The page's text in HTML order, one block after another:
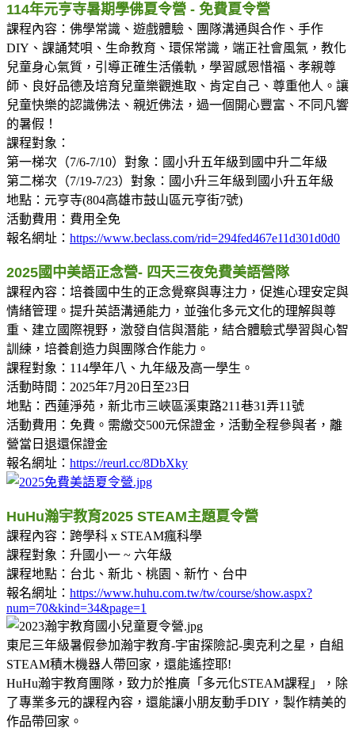
114年元亨寺暑期學佛夏令營 - 免費夏令營
課程內容：佛學常識、遊戲體驗、團隊溝通與合作、手作
DIY、課誦梵唄、生命教育、環保常識，端正社會風氣，教化
兒童身心氣質，引導正確生活儀軌，學習感恩惜福、孝親尊
師、良好品德及培育兒童樂觀進取、肯定自己、尊重他人。讓
兒童快樂的認識佛法、親近佛法，過一個開心豐富、不同凡響
的暑假！
課程對象：
第一梯次（7/6-7/10）對象：國小升五年級到國中升二年級
第二梯次（7/19-7/23）對象：國小升三年級到國小升五年級
地點：元亨寺(804高雄市鼓山區元亨街7號)
活動費用：費用全免
報名網址： https://www.beclass.com/rid=294fed467e11d301d0d0
2025國中美語正念營- 四天三夜免費美語營隊
課程內容：培養國中生的正念覺察與專注力，促進心理安定與
情緒管理。提升英語溝通能力，並強化多元文化的理解與尊
重、建立國際視野，激發自信與潛能，結合體驗式學習與心智
訓練，培養創造力與團隊合作能力。
課程對象：114學年八、九年級及高一學生。
活動時間：2025年7月20日至23日
地點：西蓮淨苑，新北市三峽區溪東路211巷31弄11號
活動費用：免費。需繳交500元保證金，活動全程參與者，離
營當日退還保證金
報名網址： https://reurl.cc/8DbXky
HuHu瀚宇教育2025 STEAM主題夏令營
課程內容：跨學科 x STEAM瘋科學
課程對象：升國小一 ~ 六年級
課程地點：台北、新北、桃園、新竹、台中
報名網址： https://www.huhu.com.tw/tw/course/show.aspx?
num=70&kind=34&page=1
東尼三年級暑假參加瀚宇教育-宇宙探險記-奧克利之星，自組
STEAM積木機器人帶回家，還能遙控耶!
HuHu瀚宇教育團隊，致力於推廣「多元化STEAM課程」，除
了專業多元的課程內容，還能讓小朋友動手DIY，製作精美的
作品帶回家。